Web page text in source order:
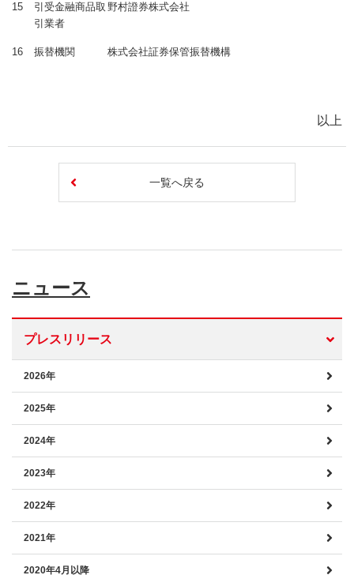
15
引受金融商品取
引業者
野村證券株式会社
16 振替機関 株式会社証券保管振替機構
以上
一覧へ戻る
ニュース
プレスリリース
2026年
2025年
2024年
2023年
2022年
2021年
2020年4月以降